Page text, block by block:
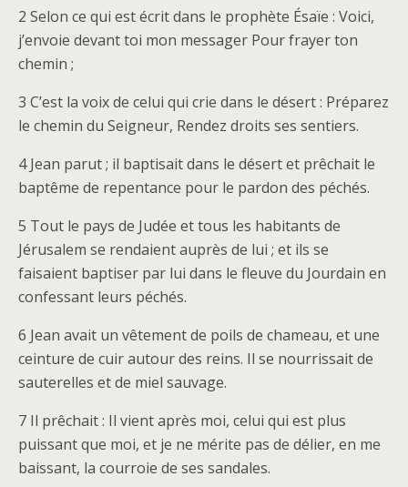
2 Selon ce qui est écrit dans le prophète Ésaïe : Voici,
j’envoie devant toi mon messager Pour frayer ton
chemin ;
3 C’est la voix de celui qui crie dans le désert : Préparez
le chemin du Seigneur, Rendez droits ses sentiers.
4 Jean parut ; il baptisait dans le désert et prêchait le
baptême de repentance pour le pardon des péchés.
5 Tout le pays de Judée et tous les habitants de
Jérusalem se rendaient auprès de lui ; et ils se
faisaient baptiser par lui dans le fleuve du Jourdain en
confessant leurs péchés.
6 Jean avait un vêtement de poils de chameau, et une
ceinture de cuir autour des reins. Il se nourrissait de
sauterelles et de miel sauvage.
7 Il prêchait : Il vient après moi, celui qui est plus
puissant que moi, et je ne mérite pas de délier, en me
baissant, la courroie de ses sandales.